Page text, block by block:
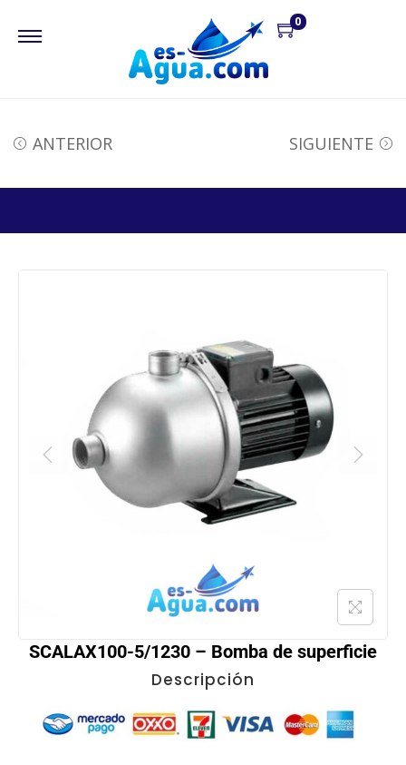
0
ANTERIOR SIGUIENTE
SCALAX100-5/1230 – Bomba de superficie
Descripción